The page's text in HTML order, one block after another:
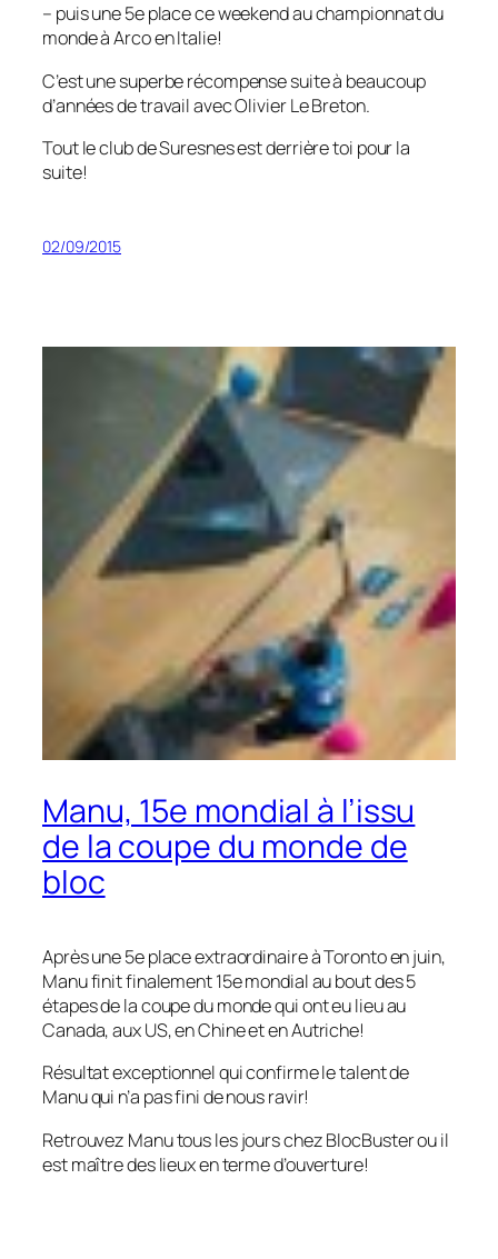
– puis une 5e place ce weekend au championnat du
monde à Arco en Italie!
C’est une superbe récompense suite à beaucoup
d’années de travail avec Olivier Le Breton.
Tout le club de Suresnes est derrière toi pour la
suite!
02/09/2015
Manu, 15e mondial à l’issu
de la coupe du monde de
bloc
Après une 5e place extraordinaire à Toronto en juin,
Manu finit finalement 15e mondial au bout des 5
étapes de la coupe du monde qui ont eu lieu au
Canada, aux US, en Chine et en Autriche!
Résultat exceptionnel qui confirme le talent de
Manu qui n’a pas fini de nous ravir!
Retrouvez Manu tous les jours chez BlocBuster ou il
est maître des lieux en terme d’ouverture!